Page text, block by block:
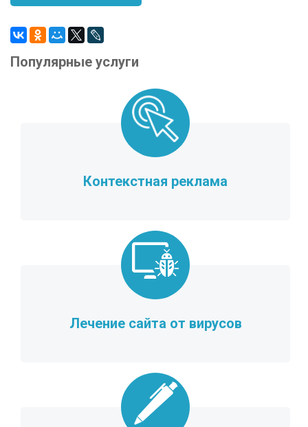
Популярные услуги
Контекстная реклама
Лечение сайта от вирусов